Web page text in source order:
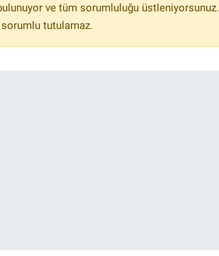
ve tüm sorumluluğu üstleniyorsunuz.
tutulamaz.